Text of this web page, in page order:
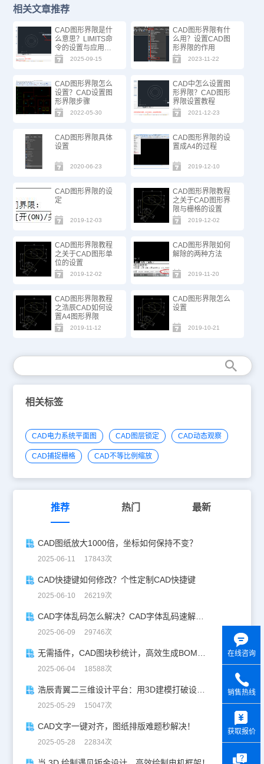
相关文章推荐
CAD图形界限是什
么意思？LIMITS命
令的设置与应用技
巧
2025-09-15
CAD图形界限有什
么用？设置CAD图
形界限的作用
2023-11-22
CAD图形界限怎么
设置？CAD设置图
形界限步骤
2022-05-30
CAD中怎么设置图
形界限？CAD图形
界限设置教程
2021-12-23
CAD图形界限具体
设置
2020-06-23
CAD图形界限的设
置成A4的过程
2019-12-10
CAD图形界限的设
定
2019-12-03
CAD图形界限教程
之关于CAD图形界
限与栅格的设置
2019-12-02
CAD图形界限教程
之关于CAD图形单
位的设置
2019-12-02
CAD图形界限如何
解除的两种方法
2019-11-20
CAD图形界限教程
之浩辰CAD如何设
置A4图形界限
2019-11-12
CAD图形界限怎么
设置
2019-10-21
相关标签
CAD电力系统平面图 CAD图层锁定 CAD动态观察
CAD捕捉栅格 CAD不等比例缩放
推荐 热门 最新
CAD图纸放大1000倍，坐标如何保持不变？
2025-06-11 17843次
CAD快捷键如何修改？个性定制CAD快捷键
2025-06-10 26219次
CAD字体乱码怎么解决？CAD字体乱码速解指南
2025-06-09 29746次
2025-06-04 18588次
浩辰青翼二三维设计平台：用3D建模打破设计边界
2025-05-29 15047次
CAD文字一键对齐，图纸排版难题秒解决！
2025-05-28 22834次
在线咨询
销售热线
获取报价